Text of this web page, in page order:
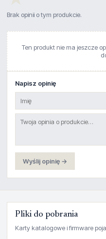
Brak opinii o tym produkcie.
Ten produkt nie ma jeszcze
Napisz opinię
Wyślij opinię →
Pliki do pobrania
Karty katalogowe i firmware